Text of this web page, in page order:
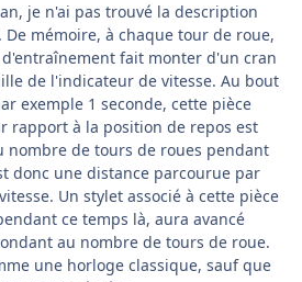
je n'ai pas trouvé la description
mémoire, à chaque tour de roue,
fait monter d'un cran
de l'indicateur de vitesse. Au bout
exemple 1 seconde, cette pièce
rapport à la position de repos est
nombre de tours de roues pendant
donc une distance parcourue par
Un stylet associé à cette pièce
ce temps là, aura avancé
au nombre de tours de roue.
une horloge classique, sauf que